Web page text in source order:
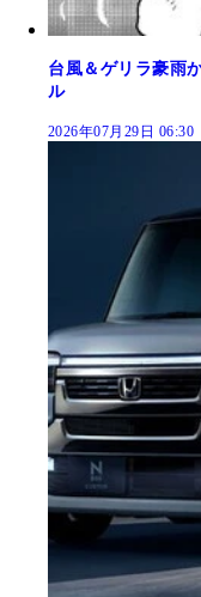
台風＆ゲリラ豪雨
ル
2026年07月29日 06:30